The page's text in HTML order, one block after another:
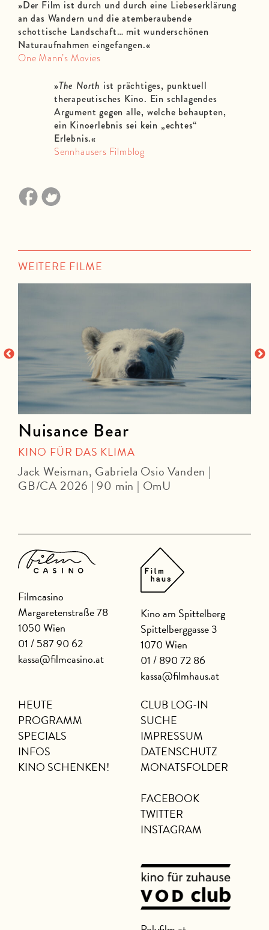
»Der Film ist durch und durch eine Liebeserklärung
an das Wandern und die atemberaubende
schottische Landschaft… mit wunderschönen
Naturaufnahmen eingefangen.«
One Mann’s Movies
»The North ist prächtiges, punktuell
therapeutisches Kino. Ein schlagendes
Argument gegen alle, welche behaupten,
ein Kinoerlebnis sei kein „echtes“
Erlebnis.«
Sennhausers Filmblog
WEITERE FILME
Nuisance Bear
KINO FÜR DAS KLIMA
Jack Weisman, Gabriela Osio Vanden |
GB/CA 2026 | 90 min | OmU
Filmcasino
Margaretenstraße 78
1050 Wien
01 / 587 90 62
kassa@filmcasino.at
Kino am Spittelberg
Spittelberggasse 3
1070 Wien
01 / 890 72 86
kassa@filmhaus.at
HEUTE
PROGRAMM
SPECIALS
INFOS
KINO SCHENKEN!
CLUB LOG-IN
SUCHE
IMPRESSUM
DATENSCHUTZ
MONATSFOLDER
FACEBOOK
TWITTER
INSTAGRAM